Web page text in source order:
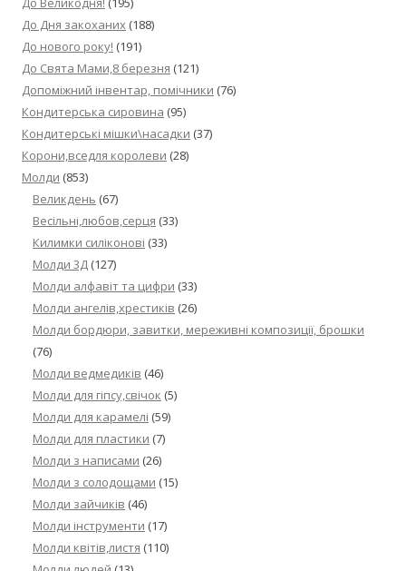
До Дня закоханих (188)
До нового року! (191)
До Свята Мами,8 березня (121)
Допоміжний інвентар, помічники (76)
Кондитерська сировина (95)
Кондитерські мішки\насадки (37)
Корони,вседля королеви (28)
Молди (853)
Великдень (67)
Весільні,любов,серця (33)
Килимки силіконові (33)
Молди 3Д (127)
Молди алфавіт та цифри (33)
Молди ангелів,хрестиків (26)
Молди бордюри, завитки, мереживні композиції, брошки
(76)
Молди ведмедиків (46)
Молди для гіпсу,свічок (5)
Молди для карамелі (59)
Молди для пластики (7)
Молди з написами (26)
Молди з солодощами (15)
Молди зайчиків (46)
Молди інструменти (17)
Молди квітів,листя (110)